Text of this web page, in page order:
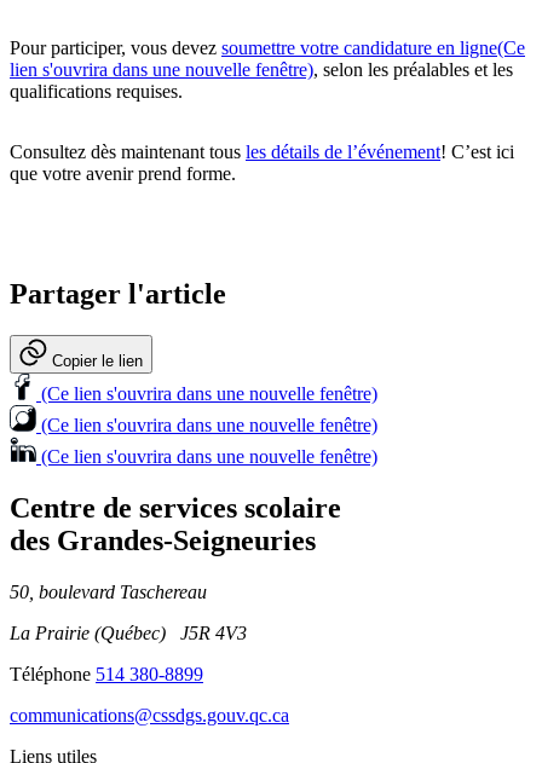
Pour participer, vous devez soumettre votre candidature en ligne(Ce
lien s'ouvrira dans une nouvelle fenêtre), selon les préalables et les
qualifications requises.
Consultez dès maintenant tous les détails de l’événement! C’est ici
que votre avenir prend forme.
Partager l'article
Copier le lien
(Ce lien s'ouvrira dans une nouvelle fenêtre)
(Ce lien s'ouvrira dans une nouvelle fenêtre)
(Ce lien s'ouvrira dans une nouvelle fenêtre)
Centre de services scolaire
des Grandes‑Seigneuries
50, boulevard Taschereau
La Prairie (Québec) J5R 4V3
Téléphone 514 380-8899
communications@cssdgs.gouv.qc.ca
Liens utiles